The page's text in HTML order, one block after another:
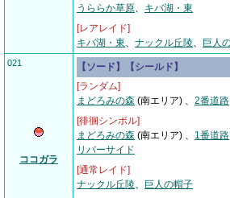
うららか草原、 キバ湖・東
[レアレイド]
キバ湖・東、 ナックル丘陵、 巨人
021
ココガラ
【ソード】【シールド】
[ランダム]
まどろみの森 (南エリア) 、 2番道路
[徘徊シンボル]
まどろみの森 (南エリア) 、 1番道路
リバーサイド
[通常レイド]
ナックル丘陵、
巨人の帽子